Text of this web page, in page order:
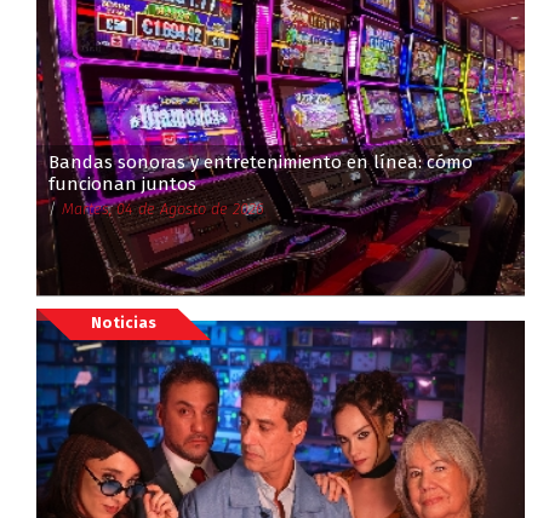
Bandas sonoras y entretenimiento en línea: cómo
funcionan juntos
/ Martes, 04 de Agosto de 2026
Noticias